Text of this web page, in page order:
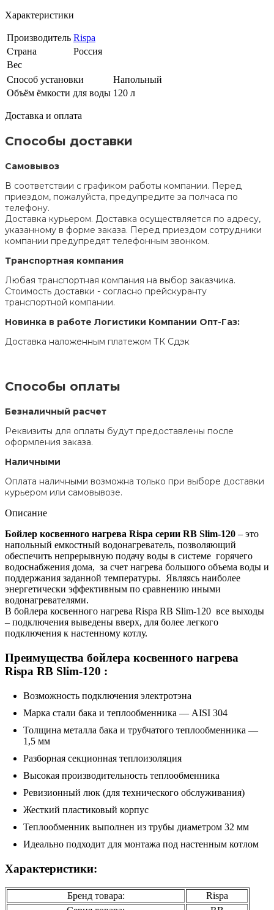
Характеристики
Производитель Rispa
Страна
Россия
Вес
Способ установки
Напольный
Объём ёмкости для воды 120 л
Доставка и оплата
Способы доставки
Самовывоз
В соответствии с графиком работы компании. Перед
приездом, пожалуйста, предупредите за полчаса по
телефону.
Доставка курьером. Доставка осуществляется по адресу,
указанному в форме заказа. Перед приездом сотрудники
компании предупредят телефонным звонком.
Транспортная компания
Любая транспортная компания на выбор заказчика.
Стоимость доставки - согласно прейскуранту
транспортной компании.
Новинка в работе Логистики Компании Опт-Газ:
Доставка наложенным платежом ТК Сдэк
Способы оплаты
Безналичный расчет
Реквизиты для оплаты будут предоставлены после
оформления заказа.
Наличными
Оплата наличными возможна только при выборе доставки
курьером или самовывозе.
Описание
Бойлер косвенного нагрева Rispa серии RB Slim-120 – это
напольный емкостный водонагреватель, позволяющий
обеспечить непрерывную подачу воды в системе горячего
водоснабжения дома, за счет нагрева большого объема воды и
поддержания заданной температуры. Являясь наиболее
энергетически эффективным по сравнению иными
водонагревателями.
В бойлера косвенного нагрева Rispa RB Slim-120 все выходы
– подключения выведены вверх, для более легкого
подключения к настенному котлу.
Преимущества бойлера косвенного нагрева
Rispa RB Slim-120 :
Возможность подключения электротэна
Марка стали бака и теплообменника — AISI 304
Толщина металла бака и трубчатого теплообменника —
1,5 мм
Разборная секционная теплоизоляция
Высокая производительность теплообменника
Ревизионный люк (для технического обслуживания)
Жесткий пластиковый корпус
Теплообменник выполнен из трубы диаметром 32 мм
Идеально подходит для монтажа под настенным котлом
Характеристики:
Бренд товара:
Rispa